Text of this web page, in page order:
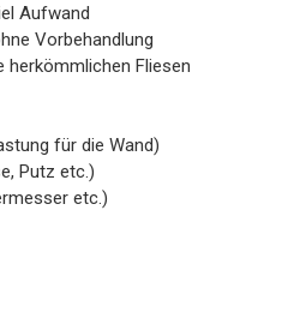
Aufwand
Vorbehandlung
Fliesen
für die Wand)
Putz etc.)
etc.)